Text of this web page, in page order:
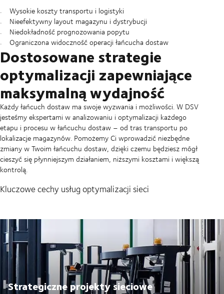
Wysokie koszty transportu i logistyki
Nieefektywny layout magazynu i dystrybucji
Niedokładność prognozowania popytu
Ograniczona widoczność operacji łańcucha dostaw
Dostosowane strategie
optymalizacji zapewniające
maksymalną wydajność
Każdy łańcuch dostaw ma swoje wyzwania i możliwości. W DSV
jesteśmy ekspertami w analizowaniu i optymalizacji każdego
etapu i procesu w łańcuchu dostaw – od tras transportu po
lokalizacje magazynów. Pomożemy Ci wprowadzić niezbędne
zmiany w Twoim łańcuchu dostaw, dzięki czemu będziesz mógł
cieszyć się płynniejszym działaniem, niższymi kosztami i większą
kontrolą.
Kluczowe cechy usług optymalizacji sieci
Strategiczne projekty sieciowe